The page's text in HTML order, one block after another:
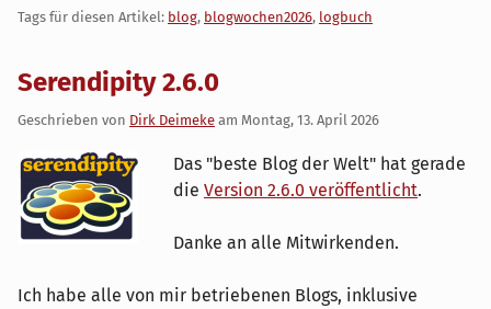
Tags für diesen Artikel: blog, blogwochen2026, logbuch
Serendipity 2.6.0
Geschrieben von Dirk Deimeke am Montag, 13. April 2026
Das "beste Blog der Welt" hat gerade
die Version 2.6.0 veröffentlicht.
Danke an alle Mitwirkenden.
Ich habe alle von mir betriebenen Blogs, inklusive